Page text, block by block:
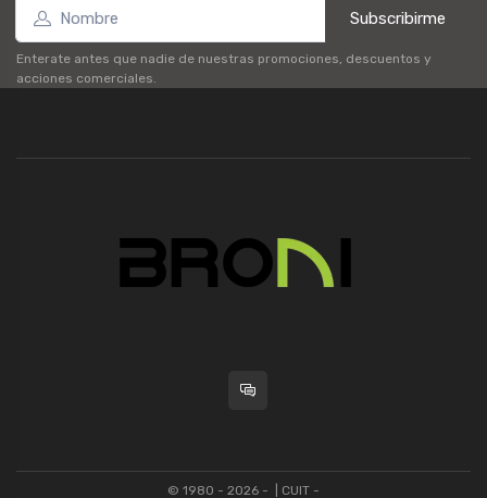
Subscribirme
Enterate antes que nadie de nuestras promociones, descuentos y
acciones comerciales.
© 1980 - 2026 - | CUIT -